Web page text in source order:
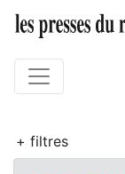
+ filtres